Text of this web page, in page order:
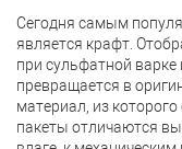
Сегодня самым
является крафт.
при сульфатной
превращается в
материал, из
пакеты отличаются